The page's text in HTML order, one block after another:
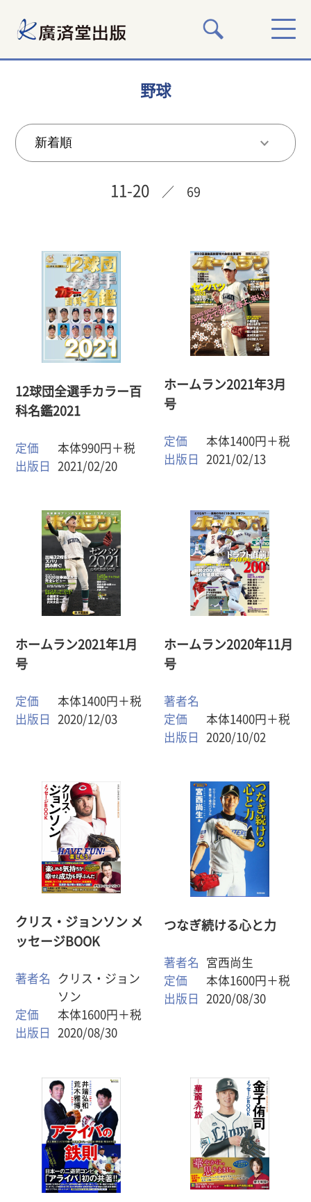
野球
11-20 ／ 69
12球団全選手カラー百
科名鑑2021
定価
本体990円＋税
出版日
2021/02/20
ホームラン2021年3月
号
定価
本体1400円＋税
出版日
2021/02/13
ホームラン2021年1月
号
定価
本体1400円＋税
出版日
2020/12/03
ホームラン2020年11月
号
著者名
定価
本体1400円＋税
出版日
2020/10/02
クリス・ジョンソン メ
ッセージBOOK
著者名
クリス・ジョン
ソン
定価
本体1600円＋税
出版日
2020/08/30
つなぎ続ける心と力
著者名
宮西尚生
定価
本体1600円＋税
出版日
2020/08/30